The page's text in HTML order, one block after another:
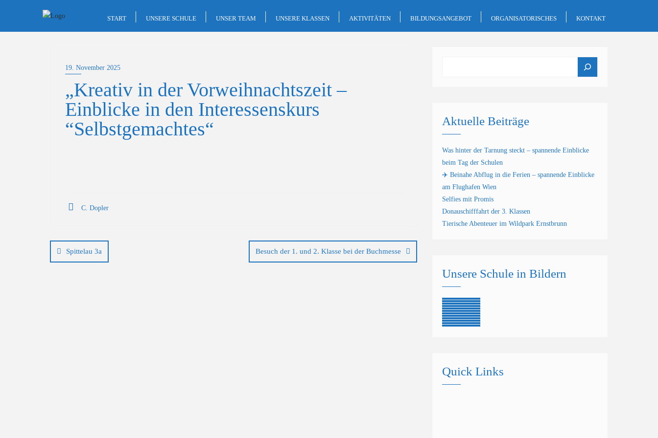
content
START UNSERE SCHULE UNSER TEAM UNSERE KLASSEN AKTIVITÄTEN BILDUNGSANGEBOT ORGANISATORISCHES KONTAKT
19. November 2025
„Kreativ in der Vorweihnachtszeit –
Einblicke in den Interessenskurs
“Selbstgemachtes“
C. Dopler
Spittelau 3a Besuch der 1. und 2. Klasse bei der Buchmesse
Aktuelle Beiträge
Was hinter der Tarnung steckt – spannende Einblicke
beim Tag der Schulen
✈️ Beinahe Abflug in die Ferien – spannende Einblicke
am Flughafen Wien
Selfies mit Promis
Donauschifffahrt der 3. Klassen
Tierische Abenteuer im Wildpark Ernstbrunn
Unsere Schule in Bildern
Quick Links